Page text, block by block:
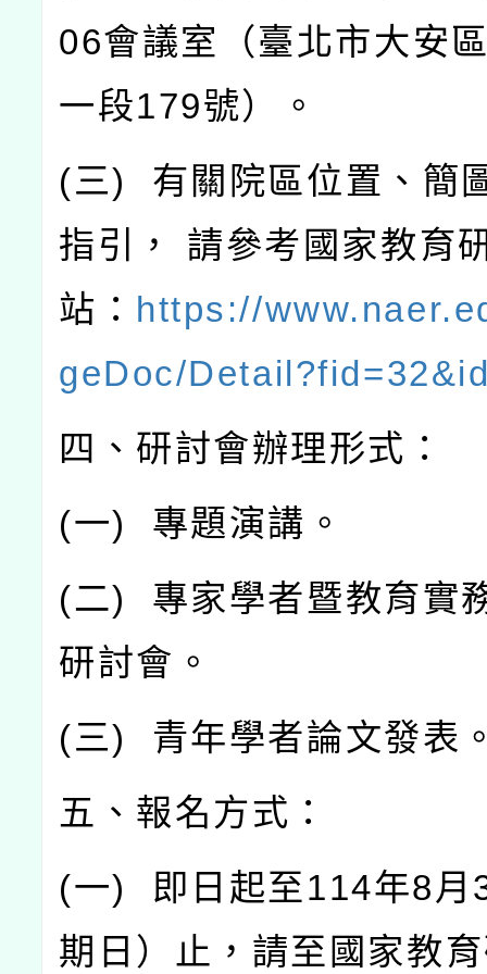
06會議室（臺北市大安
一段179號）。
(三) 有關院區位置、簡
指引，
請參考國家教育
站： https://
geDoc/
四、研討會辦理形式：
(一) 專題演講。
(二) 專家學者暨教育實
研討會。
(三) 青年學者論文發表
五、報名方式：
(一) 即日起至114年8月
期日）止，請至國家教